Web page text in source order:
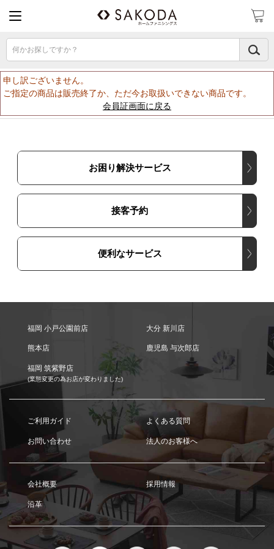
何かお探しですか？
申し訳ございません。
ご指定の商品は販売終了か、ただ今お取扱いできない商品です。
会員証画面に戻る
お困り解決サービス
接客予約
便利なサービス
福岡 小戸公園前店 大分 新川店
熊本店 鹿児島 与次郎店
福岡 筑紫野店
(業態変更の為お店が変わりました)
ご利用ガイド よくある質問
お問い合わせ 法人のお客様へ
会社概要 採用情報
沿革